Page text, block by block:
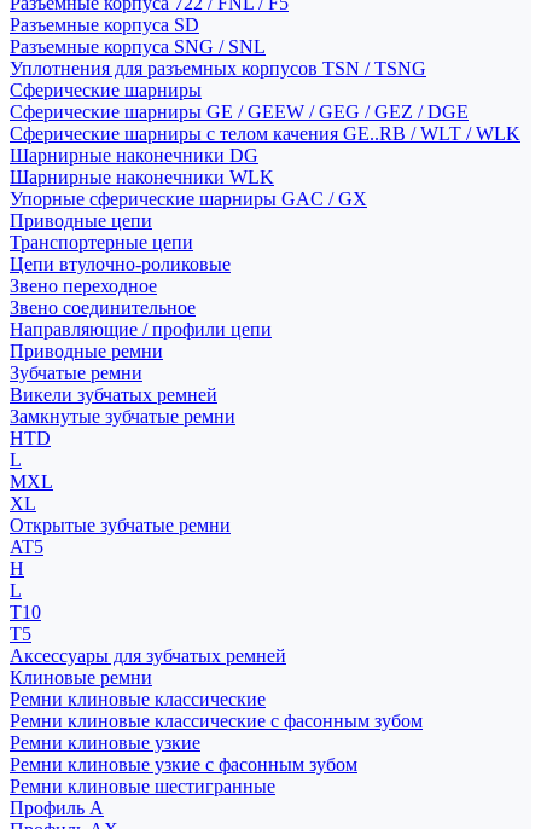
Разъемные корпуса SD
Разъемные корпуса SNG / SNL
Уплотнения для разъемных корпусов TSN / TSNG
Сферические шарниры
Сферические шарниры GE / GEEW / GEG / GEZ / DGE
Сферические шарниры с телом качения GE..RB / WLT / WLK
Шарнирные наконечники DG
Шарнирные наконечники WLK
Упорные сферические шарниры GAC / GX
Приводные цепи
Транспортерные цепи
Цепи втулочно-роликовые
Звено переходное
Звено соединительное
Направляющие / профили цепи
Приводные ремни
Зубчатые ремни
Викели зубчатых ремней
Замкнутые зубчатые ремни
HTD
L
MXL
XL
Открытые зубчатые ремни
AT5
H
L
T10
T5
Аксессуары для зубчатых ремней
Клиновые ремни
Ремни клиновые классические
Ремни клиновые классические с фасонным зубом
Ремни клиновые узкие
Ремни клиновые узкие с фасонным зубом
Ремни клиновые шестигранные
Профиль A